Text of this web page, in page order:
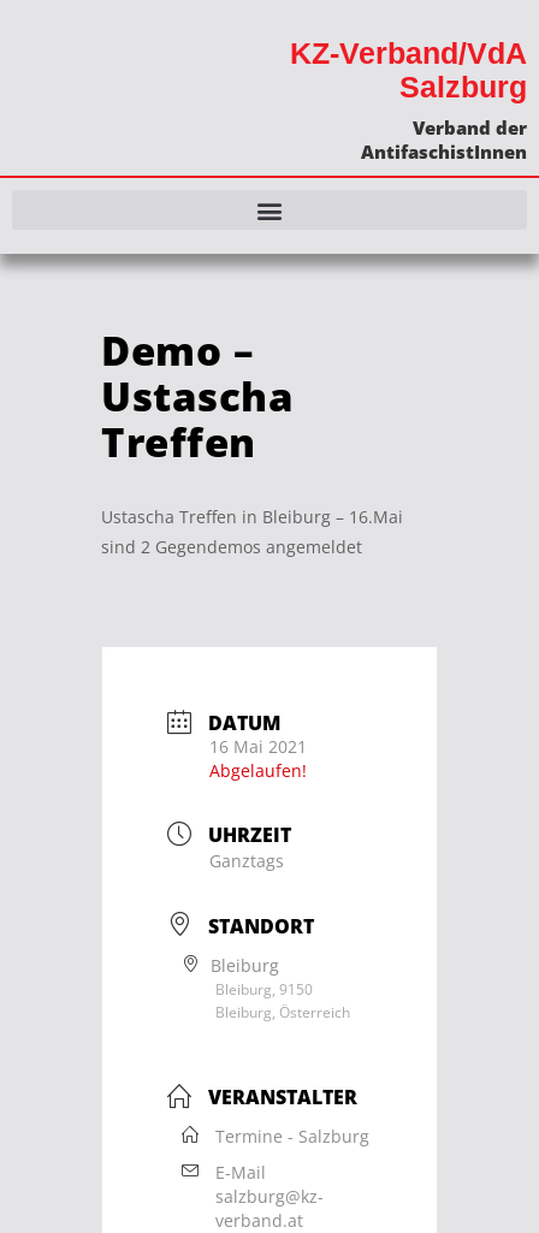
KZ-Verband/VdA
Salzburg
Verband der
AntifaschistInnen
Demo –
Ustascha
Treffen
Ustascha Treffen in Bleiburg – 16.Mai
sind 2 Gegendemos angemeldet
DATUM
16 Mai 2021
Abgelaufen!
UHRZEIT
Ganztags
STANDORT
Bleiburg
Bleiburg, 9150
Bleiburg, Österreich
VERANSTALTER
Termine - Salzburg
E-Mail
salzburg@kz-
verband.at